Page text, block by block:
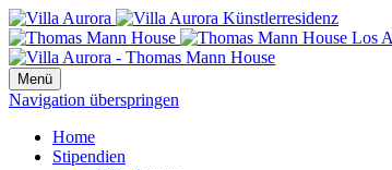
Menü
Navigation überspringen
Home
Stipendien